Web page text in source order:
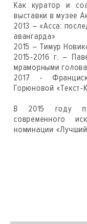
Как куратор и
выставки в музее
2013 – «Асса:
авангарда»
2015 – Тимур
2015-2016 г. –
мраморными
2017 -
Горюновой «Текст-
В 2015 году
современного
номинации